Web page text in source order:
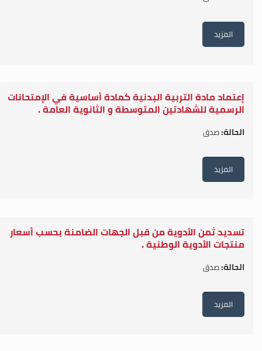
المزيد
إعتماد مادة التربية البدنية كمادة أساسية في الإمتحانات
الرسمية للشهادتين المتوسطة و الثانوية العامة .
الحالة:صدق
المزيد
تسديد ثمن الأدوية من قبل الجهات الضامنة بحسب أسعار
منتجات الأدوية الوطنية .
الحالة:صدق
المزيد